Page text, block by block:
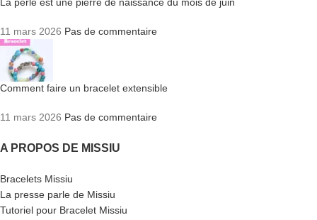
11 mars 2026 Pas de commentaire
Comment faire un bracelet extensible
11 mars 2026 Pas de commentaire
A PROPOS DE MISSIU
Bracelets Missiu
La presse parle de Missiu
Tutoriel pour Bracelet Missiu